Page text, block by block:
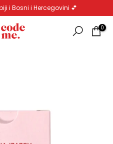
i Bosni i Hercegovini 💕
0